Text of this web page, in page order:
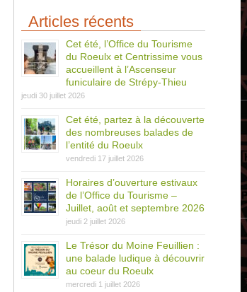
Articles récents
Cet été, l’Office du Tourisme
du Roeulx et Centrissime vous
accueillent à l’Ascenseur
funiculaire de Strépy-Thieu
jeudi 30 juillet 2026
Cet été, partez à la découverte
des nombreuses balades de
l’entité du Roeulx
vendredi 17 juillet 2026
Horaires d’ouverture estivaux
de l’Office du Tourisme –
Juillet, août et septembre 2026
jeudi 2 juillet 2026
Le Trésor du Moine Feuillien :
une balade ludique à découvrir
au coeur du Roeulx
mercredi 1 juillet 2026